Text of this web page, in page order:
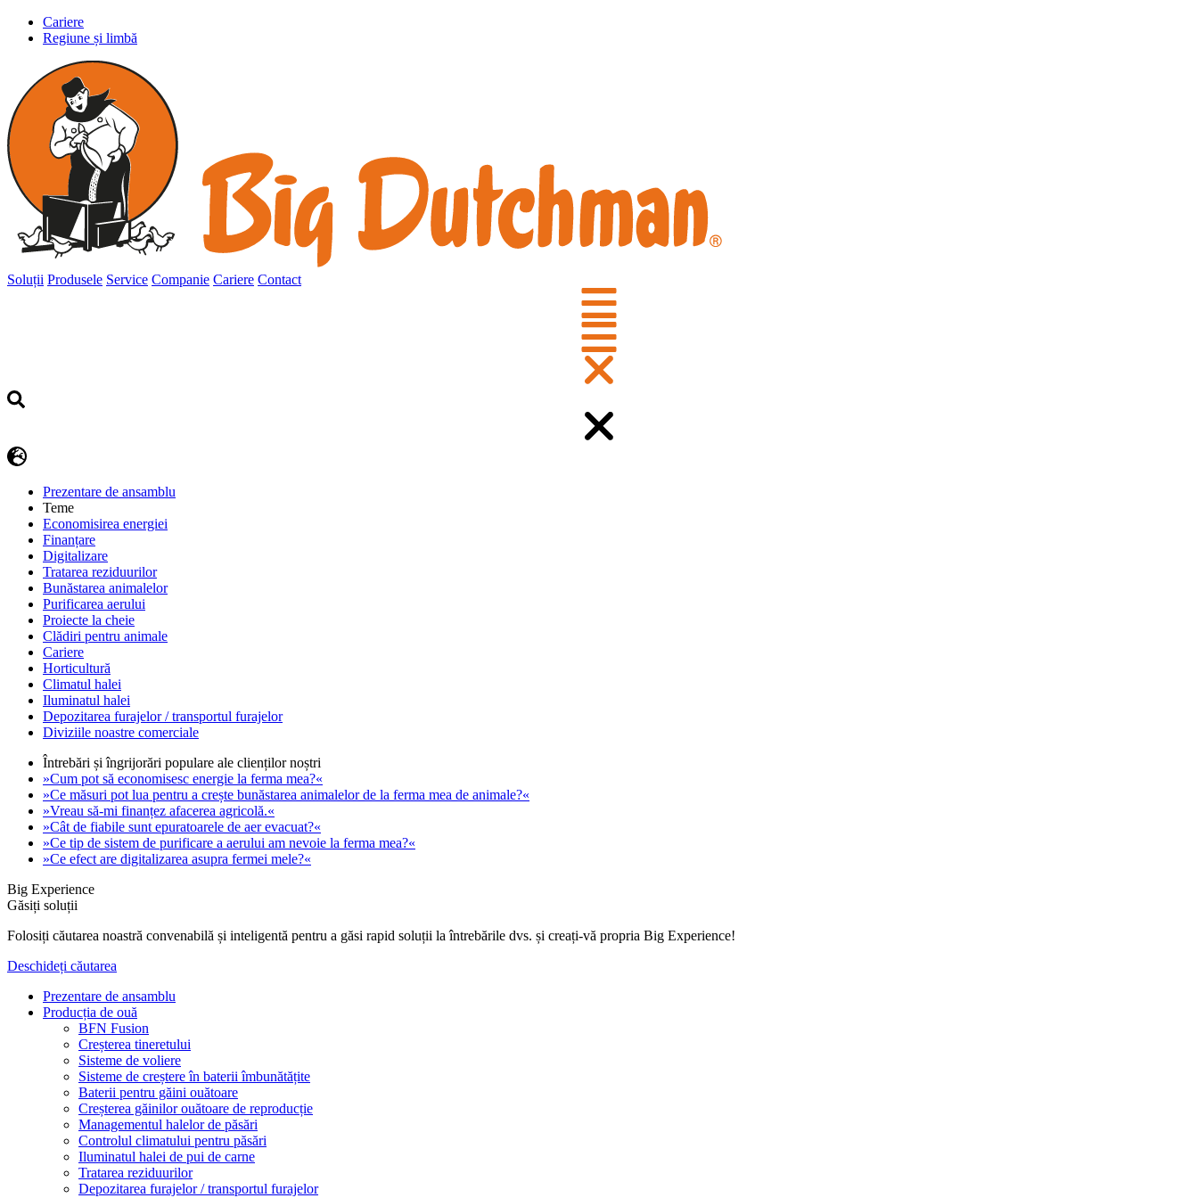
Cariere
Regiune și limbă
Soluții Produsele Service Companie Cariere Contact
Prezentare de ansamblu
Teme
Economisirea energiei
Finanțare
Digitalizare
Tratarea reziduurilor
Bunăstarea animalelor
Purificarea aerului
Proiecte la cheie
Clădiri pentru animale
Cariere
Horticultură
Climatul halei
Iluminatul halei
Depozitarea furajelor / transportul furajelor
Diviziile noastre comerciale
Întrebări și îngrijorări populare ale clienților noștri
»Cum pot să economisesc energie la ferma mea?«
»Ce măsuri pot lua pentru a crește bunăstarea animalelor de la ferma mea de animale?«
»Vreau să-mi finanțez afacerea agricolă.«
»Cât de fiabile sunt epuratoarele de aer evacuat?«
»Ce tip de sistem de purificare a aerului am nevoie la ferma mea?«
»Ce efect are digitalizarea asupra fermei mele?«
Big Experience
Găsiți soluții
Folosiți căutarea noastră convenabilă și inteligentă pentru a găsi rapid soluții la întrebările dvs. și creați-vă propria Big Experience!
Deschideți căutarea
Prezentare de ansamblu
Producția de ouă
BFN Fusion
Creșterea tineretului
Sisteme de voliere
Sisteme de creștere în baterii îmbunătățite
Baterii pentru găini ouătoare
Creșterea găinilor ouătoare de reproducție
Managementul halelor de păsări
Controlul climatului pentru păsări
Iluminatul halei de pui de carne
Tratarea reziduurilor
Depozitarea furajelor / transportul furajelor